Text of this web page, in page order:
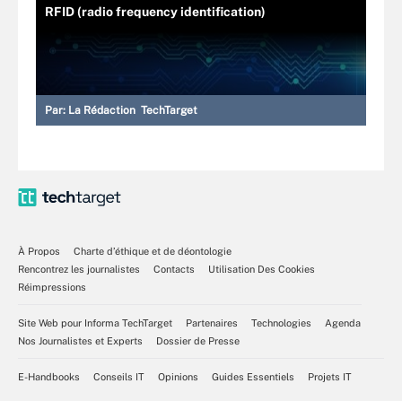
RFID (radio frequency identification)
Par: La Rédaction TechTarget
À Propos
Charte d’éthique et de déontologie
Rencontrez les journalistes
Contacts
Utilisation Des Cookies
Réimpressions
Site Web pour Informa TechTarget Partenaires Technologies
Agenda
Nos Journalistes et Experts
Dossier de Presse
E-Handbooks Conseils IT Opinions Guides Essentiels Projets IT